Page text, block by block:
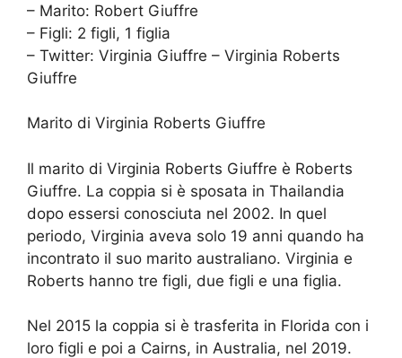
– Marito: Robert Giuffre
– Figli: 2 figli, 1 figlia
– Twitter: Virginia Giuffre – Virginia Roberts
Giuffre
Marito di Virginia Roberts Giuffre
Il marito di Virginia Roberts Giuffre è Roberts
Giuffre. La coppia si è sposata in Thailandia
dopo essersi conosciuta nel 2002. In quel
periodo, Virginia aveva solo 19 anni quando ha
incontrato il suo marito australiano. Virginia e
Roberts hanno tre figli, due figli e una figlia.
Nel 2015 la coppia si è trasferita in Florida con i
loro figli e poi a Cairns, in Australia, nel 2019.